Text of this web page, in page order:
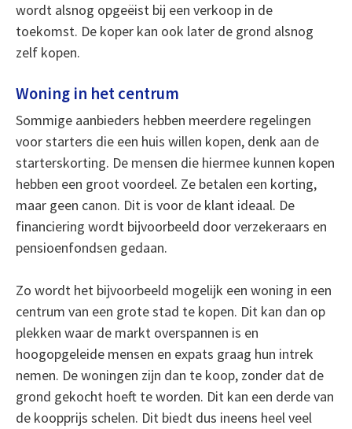
wordt alsnog opgeëist bij een verkoop in de
toekomst. De koper kan ook later de grond alsnog
zelf kopen.
Woning in het centrum
Sommige aanbieders hebben meerdere regelingen
voor starters die een huis willen kopen, denk aan de
starterskorting. De mensen die hiermee kunnen kopen
hebben een groot voordeel. Ze betalen een korting,
maar geen canon. Dit is voor de klant ideaal. De
financiering wordt bijvoorbeeld door verzekeraars en
pensioenfondsen gedaan.
Zo wordt het bijvoorbeeld mogelijk een woning in een
centrum van een grote stad te kopen. Dit kan dan op
plekken waar de markt overspannen is en
hoogopgeleide mensen en expats graag hun intrek
nemen. De woningen zijn dan te koop, zonder dat de
grond gekocht hoeft te worden. Dit kan een derde van
de koopprijs schelen. Dit biedt dus ineens heel veel